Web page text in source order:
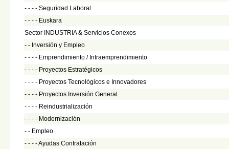
- - - - Seguridad Laboral
- - - - Euskara
Sector INDUSTRIA & Servicios Conexos
- - Inversión y Empleo
- - - - Emprendimiento / Intraemprendimiento
- - - - Proyectos Estratégicos
- - - - Proyectos Tecnológicos e Innovadores
- - - - Proyectos Inversión General
- - - - Reindustrialización
- - - - Modernización
- - Empleo
- - - -Ayudas Contratación